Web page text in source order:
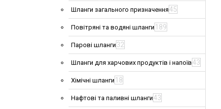
Шланги загального призначення45
Повітряні та водяні шланги 189
Парові шланги 32
Шланги для харчових продуктів і напоїв43
Хімічні шланги 18
Нафтові та паливні шланги43